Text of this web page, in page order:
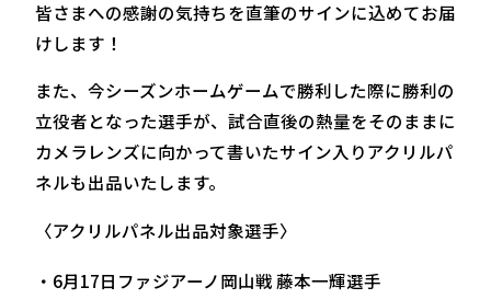
皆さまへの感謝の気持ちを直筆のサインに込めてお届
けします！
また、今シーズンホームゲームで勝利した際に勝利の
立役者となった選手が、試合直後の熱量をそのままに
カメラレンズに向かって書いたサイン入りアクリルパ
ネルも出品いたします。
〈アクリルパネル出品対象選手〉
・6月17日ファジアーノ岡山戦 藤本一輝選手